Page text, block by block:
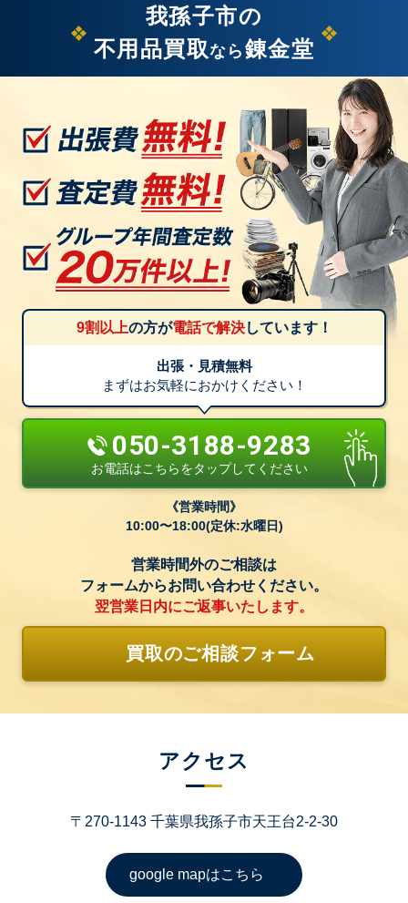
我孫子市の
不用品買取なら 錬金堂
9割以上の方が電話で解決しています！
出張・見積無料
まずはお気軽におかけください！
050-3188-9283
お電話はこちらをタップしてください
営業時間
10:00〜18:00(定休:水曜日)
営業時間外のご相談は
フォームからお問い合わせください。
翌営業日内にご返事いたします。
買取のご相談フォーム
アクセス
〒270-1143 千葉県我孫子市天王台2-2-30
google mapはこちら